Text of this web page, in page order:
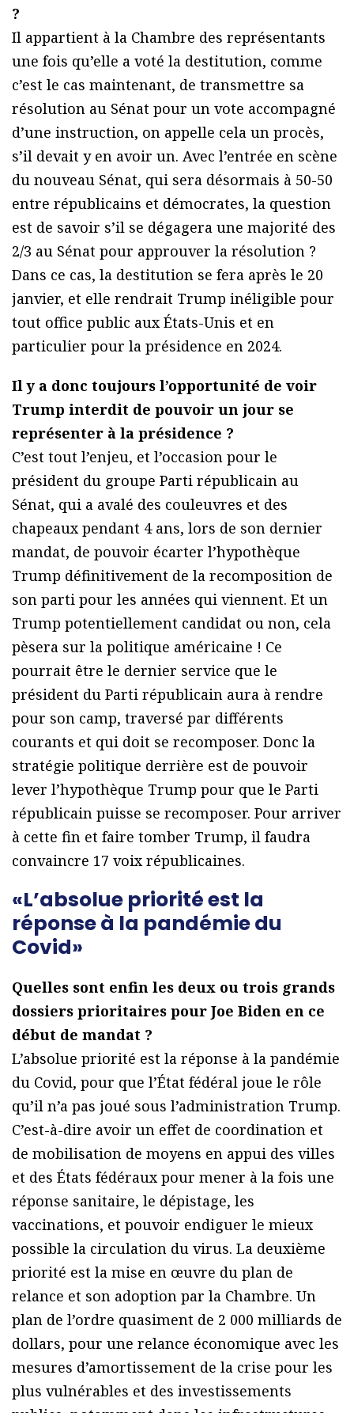
?
Il appartient à la Chambre des représentants
une fois qu’elle a voté la destitution, comme
c’est le cas maintenant, de transmettre sa
résolution au Sénat pour un vote accompagné
d’une instruction, on appelle cela un procès,
s’il devait y en avoir un. Avec l’entrée en scène
du nouveau Sénat, qui sera désormais à 50-50
entre républicains et démocrates, la question
est de savoir s’il se dégagera une majorité des
2/3 au Sénat pour approuver la résolution ?
Dans ce cas, la destitution se fera après le 20
janvier, et elle rendrait Trump inéligible pour
tout office public aux États-Unis et en
particulier pour la présidence en 2024.
Il y a donc toujours l’opportunité de voir
Trump interdit de pouvoir un jour se
représenter à la présidence ?
C’est tout l’enjeu, et l’occasion pour le
président du groupe Parti républicain au
Sénat, qui a avalé des couleuvres et des
chapeaux pendant 4 ans, lors de son dernier
mandat, de pouvoir écarter l’hypothèque
Trump définitivement de la recomposition de
son parti pour les années qui viennent. Et un
Trump potentiellement candidat ou non, cela
pèsera sur la politique américaine ! Ce
pourrait être le dernier service que le
président du Parti républicain aura à rendre
pour son camp, traversé par différents
courants et qui doit se recomposer. Donc la
stratégie politique derrière est de pouvoir
lever l’hypothèque Trump pour que le Parti
républicain puisse se recomposer. Pour arriver
à cette fin et faire tomber Trump, il faudra
convaincre 17 voix républicaines.
«L’absolue priorité est la
réponse à la pandémie du
Covid»
Quelles sont enfin les deux ou trois grands
dossiers prioritaires pour Joe Biden en ce
début de mandat ?
L’absolue priorité est la réponse à la pandémie
du Covid, pour que l’État fédéral joue le rôle
qu’il n’a pas joué sous l’administration Trump.
C’est-à-dire avoir un effet de coordination et
de mobilisation de moyens en appui des villes
et des États fédéraux pour mener à la fois une
réponse sanitaire, le dépistage, les
vaccinations, et pouvoir endiguer le mieux
possible la circulation du virus. La deuxième
priorité est la mise en œuvre du plan de
relance et son adoption par la Chambre. Un
plan de l’ordre quasiment de 2 000 milliards de
dollars, pour une relance économique avec les
mesures d’amortissement de la crise pour les
plus vulnérables et des investissements